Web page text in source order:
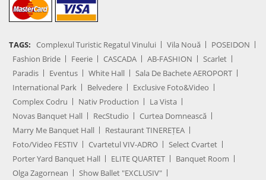
TAGS: Complexul Turistic Regatul Vinului Vila Nouă
POSEIDON
Fashion Bride
Feerie CASCADA AB-FASHION
Scarlet
Paradis
Eventus White Hall
Sala De Bachete AEROPORT
International Park
Belvedere
Exclusive Foto&Video
Complex Codru
Nativ Production
La Vista
Novas Banquet Hall
RecStudio
Curtea Domnească
Marry Me Banquet Hall
Restaurant TINEREȚEA
Foto/Video FESTIV
Cvartetul VIV-ADRO
Select Cvartet
Porter Yard Banquet Hall
ELITE QUARTET
Banquet Room
Olga Zagornean
Show Ballet "EXCLUSIV"